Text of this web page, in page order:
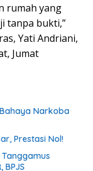
rumah yang
tanpa bukti,”
Yati Andriani,
Jumat
Narkoba
Prestasi Nol!
BPJS